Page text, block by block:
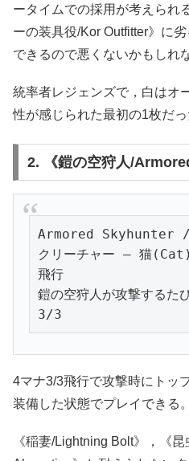
ータイムでの採用が考えられ
ーの装具役/Kor Outfitter》に
できるので悪くないかもしれ
統率者レジェンズで，白はオ
性が感じられた最初の1枚だっ
2. 《鎧の空狩人/
Armored Skyhunter
クリーチャー — 猫
飛行
鎧の空狩人が攻撃するた
3/3
4マナ3/3飛行で攻撃時にトッ
装備した状態でプレイできる。
《稲妻/Lightning Bolt》，《